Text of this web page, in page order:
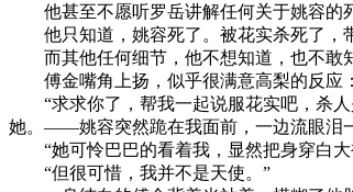
他甚至不愿听罗岳讲解任何关于姚容的
他只知道，姚容死了。被花实杀死了，
而其他任何细节，他不想知道，也不敢
傅金嘴角上扬，似乎很满意高梨的反应：
“求求你了，帮我一起说服花实吧，杀人
她。——姚容突然跪在我面前，一边流眼泪
“她可怜巴巴的看着我，显然把身穿白大
“但很可惜，我并不是天使。”